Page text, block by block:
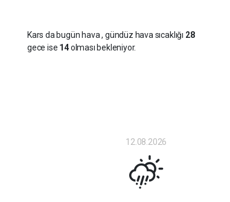
Kars da bugün hava, gündüz hava sıcaklığı 28
gece ise 14olması bekleniyor.
12.08.2026